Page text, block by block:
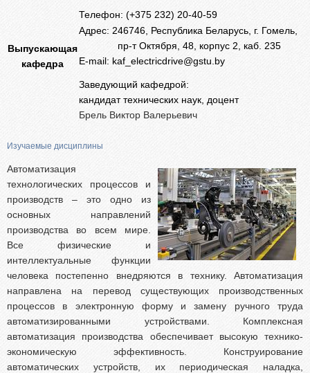
Факультет довузовской подготовки
Централизованное тестирование
Репетиционное тестирование
Профориентанционные мероприятия 2023/2024
Выпускающая
кафедра
Телефон: (+375 232) 20-40-59
Адрес: 246746, Республика Беларусь, г. Гомель,
пр-т Октября, 48, корпус 2, каб. 235
E-mail: kaf_electricdrive@gstu.by
Заведующий кафедрой:
кандидат технических наук, доцент
Брель Виктор Валерьевич
Изучаемые дисциплины
Автоматизация
технологических процессов и
производств – это одно из
основных направлений
производства во всем мире.
Все физические и
интеллектуальные функции
человека постепенно внедряются в технику. Автоматизация
направлена на перевод существующих производственных
процессов в электронную форму и замену ручного труда
автоматизированными устройствами. Комплексная
автоматизация производства обеспечивает высокую технико-
экономическую эффективность. Конструирование
автоматических устройств, их периодическая наладка,